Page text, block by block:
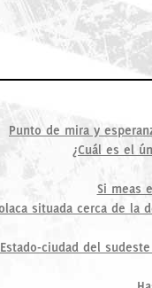
Punto de mira y
¿Cuál es el
Si meas
situada cerca de la
Estado-ciudad del